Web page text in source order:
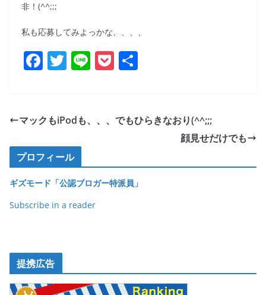
非！(^^;;;
私も応募してみよっかな、、、、
F
e
o
o
k
T
er
Li P
et
マックもiPodも、、、でもひらきなおり(^^;;;
顔見せだけでも
プロフィール
ギズモード「公認ブロガー特派員」
Subscribe in a reader
提携広告